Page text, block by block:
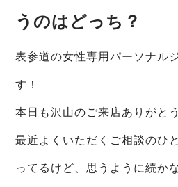
うのはどっち？
表参道の女性専用パーソナル
す！
本日も沢山のご来店ありがと
最近よくいただくご相談のひ
ってるけど、思うように続か